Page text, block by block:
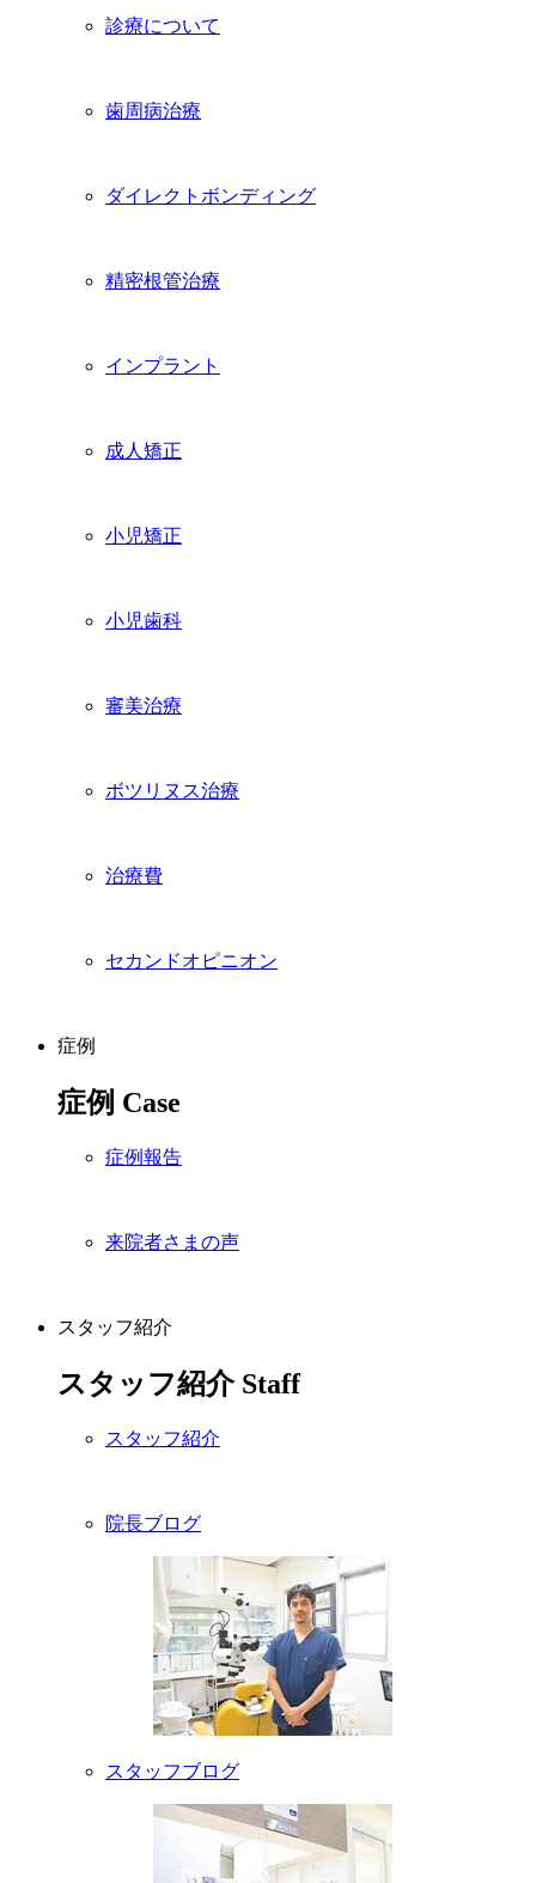
診療について
歯周病治療
ダイレクトボンディング
精密根管治療
インプラント
成人矯正
小児矯正
小児歯科
審美治療
ボツリヌス治療
治療費
セカンドオピニオン
症例
症例 Case
症例報告
来院者さまの声
スタッフ紹介
スタッフ紹介 Staff
スタッフ紹介
院長ブログ
スタッフブログ